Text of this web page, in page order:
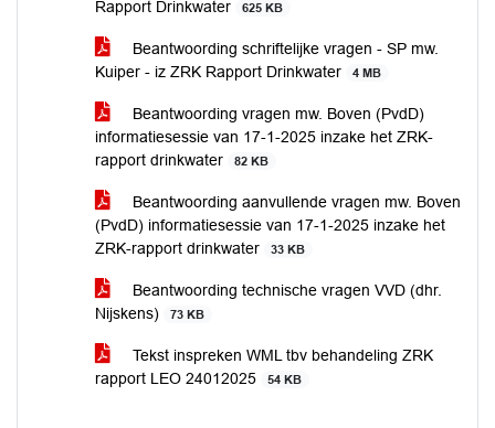
Rapport Drinkwater 625 KB
Beantwoording schriftelijke vragen - SP mw.
Kuiper - iz ZRK Rapport Drinkwater
4 MB
Beantwoording vragen mw. Boven (PvdD)
informatiesessie van 17-1-2025 inzake het ZRK-
rapport drinkwater
82 KB
Beantwoording aanvullende vragen mw. Boven
(PvdD) informatiesessie van 17-1-2025 inzake het
ZRK-rapport drinkwater
33 KB
Beantwoording technische vragen VVD (dhr.
Nijskens)
73 KB
Tekst inspreken WML tbv behandeling ZRK
rapport LEO 24012025
54 KB